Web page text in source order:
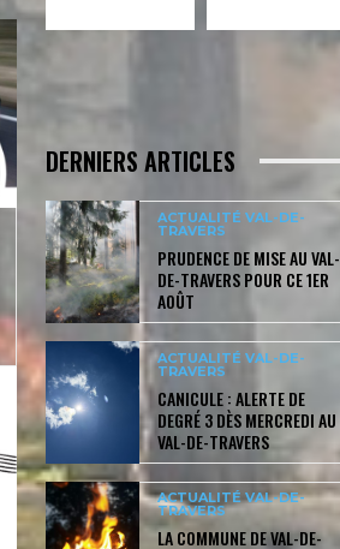
DERNIERS ARTICLES
ACTUALITÉ VAL-DE-
TRAVERS
PRUDENCE DE MISE AU VAL-
DE-TRAVERS POUR CE 1ER
AOÛT
ACTUALITÉ VAL-DE-
TRAVERS
CANICULE : ALERTE DE
DEGRÉ 3 DÈS MERCREDI AU
VAL-DE-TRAVERS
ACTUALITÉ VAL-DE-
TRAVERS
LA COMMUNE DE VAL-DE-